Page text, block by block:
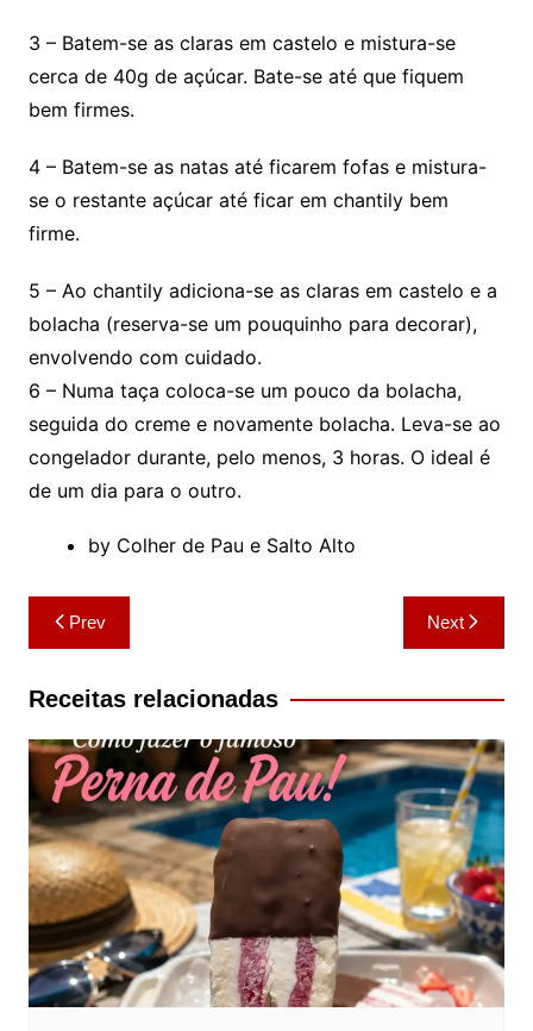
3 – Batem-se as claras em castelo e mistura-se
cerca de 40g de açúcar. Bate-se até que fiquem
bem firmes.
4 – Batem-se as natas até ficarem fofas e mistura-
se o restante açúcar até ficar em chantily bem
firme.
5 – Ao chantily adiciona-se as claras em castelo e a
bolacha (reserva-se um pouquinho para decorar),
envolvendo com cuidado.
6 – Numa taça coloca-se um pouco da bolacha,
seguida do creme e novamente bolacha. Leva-se ao
congelador durante, pelo menos, 3 horas. O ideal é
de um dia para o outro.
by Colher de Pau e Salto Alto
Navegação
de
artigos
Prev Next
Receitas relacionadas